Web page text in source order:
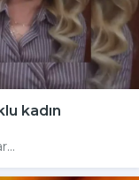
kadın